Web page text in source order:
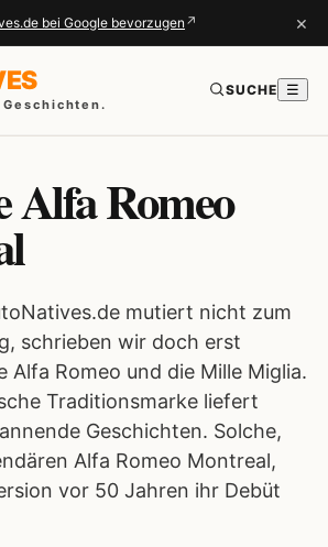
bei Google bevorzugen ↗ ×
SUCHE ☰
Alfa Romeo
mutiert nicht zum
schrieben wir doch erst
Alfa Romeo und die Mille Miglia.
Traditionsmarke liefert
Geschichten. Solche,
Alfa Romeo Montreal,
vor 50 Jahren ihr Debüt